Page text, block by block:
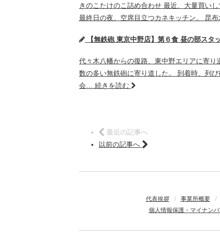
きのこたけのこ詰め合わせ 最近、大量買い
最終日の夜、空席目立つカネキッチン。 昆
【無鉄砲 東京中野店】第６食 昼の部スタ
代々木八幡からの復路、東中野エリアに寄
数の多い無鉄砲に寄り道した。 到着時、列
会… 続きを読む
最近の記事へ
以前の記事へ
代表挨拶 / 事業所概要
/
個人情報保護・マイナン